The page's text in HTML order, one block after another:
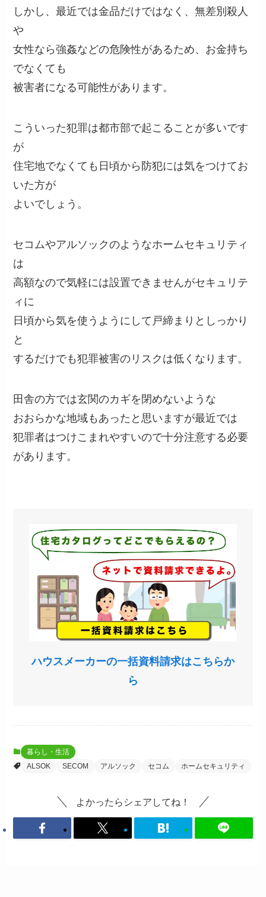
しかし、最近では金品だけではなく、無差別殺人
や
女性なら強姦などの危険性があるため、お金持ち
でなくても
被害者になる可能性があります。
こういった犯罪は都市部で起こることが多いです
が
住宅地でなくても日頃から防犯には気をつけてお
いた方が
よいでしょう。
セコムやアルソックのようなホームセキュリティ
は
高額なので気軽には設置できませんがセキュリテ
ィに
日頃から気を使うようにして戸締まりとしっかり
と
するだけでも犯罪被害のリスクは低くなります。
田舎の方では玄関のカギを閉めないような
おおらかな地域もあったと思いますが最近では
犯罪者はつけこまれやすいので十分注意する必要
があります。
ハウスメーカーの一括資料請求はこちらか
ら
暮らし・生活
ALSOK
SECOM アルソック セコム ホームセキュリティ
よかったらシェアしてね！